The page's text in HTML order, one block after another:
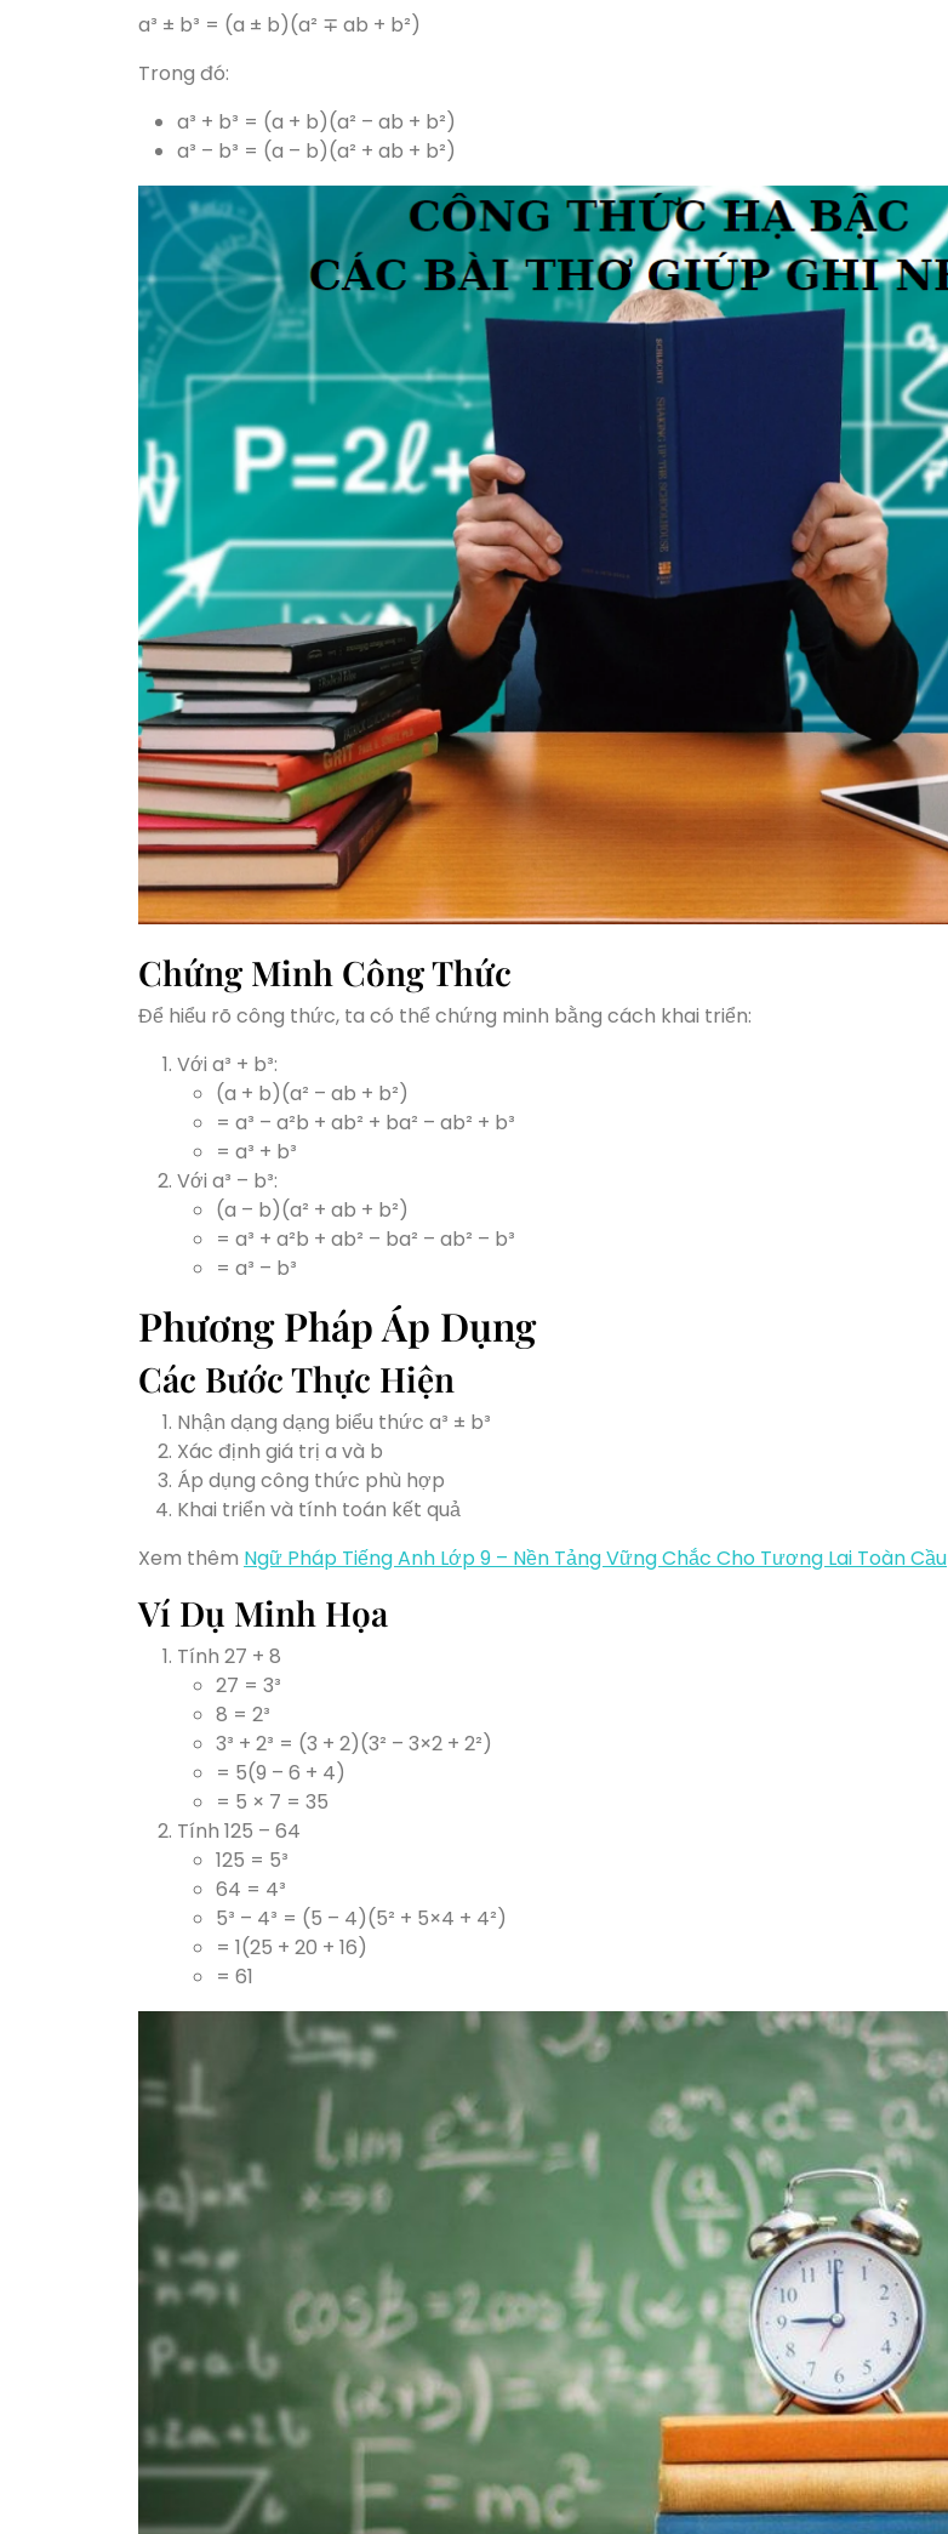
a³ ± b³ = (a ± b)(a² ∓ ab + b²)
Trong đó:
a³ + b³ = (a + b)(a² – ab + b²)
a³ – b³ = (a – b)(a² + ab + b²)
Chứng Minh Công Thức
Để hiểu rõ công thức, ta có thể chứng minh bằng cách khai triển:
Với a³ + b³:
(a + b)(a² – ab + b²)
= a³ – a²b + ab² + ba² – ab² + b³
= a³ + b³
Với a³ – b³:
(a – b)(a² + ab + b²)
= a³ + a²b + ab² – ba² – ab² – b³
= a³ – b³
Phương Pháp Áp Dụng
Các Bước Thực Hiện
Nhận dạng dạng biểu thức a³ ± b³
Xác định giá trị a và b
Áp dụng công thức phù hợp
Khai triển và tính toán kết quả
Xem thêm Ngữ Pháp Tiếng Anh Lớp 9 – Nền Tảng Vững Chắc Cho Tương Lai Toàn Cầu
Ví Dụ Minh Họa
Tính 27 + 8
27 = 3³
8 = 2³
3³ + 2³ = (3 + 2)(3² – 3×2 + 2²)
= 5(9 – 6 + 4)
= 5 × 7 = 35
Tính 125 – 64
125 = 5³
64 = 4³
5³ – 4³ = (5 – 4)(5² + 5×4 + 4²)
= 1(25 + 20 + 16)
= 61